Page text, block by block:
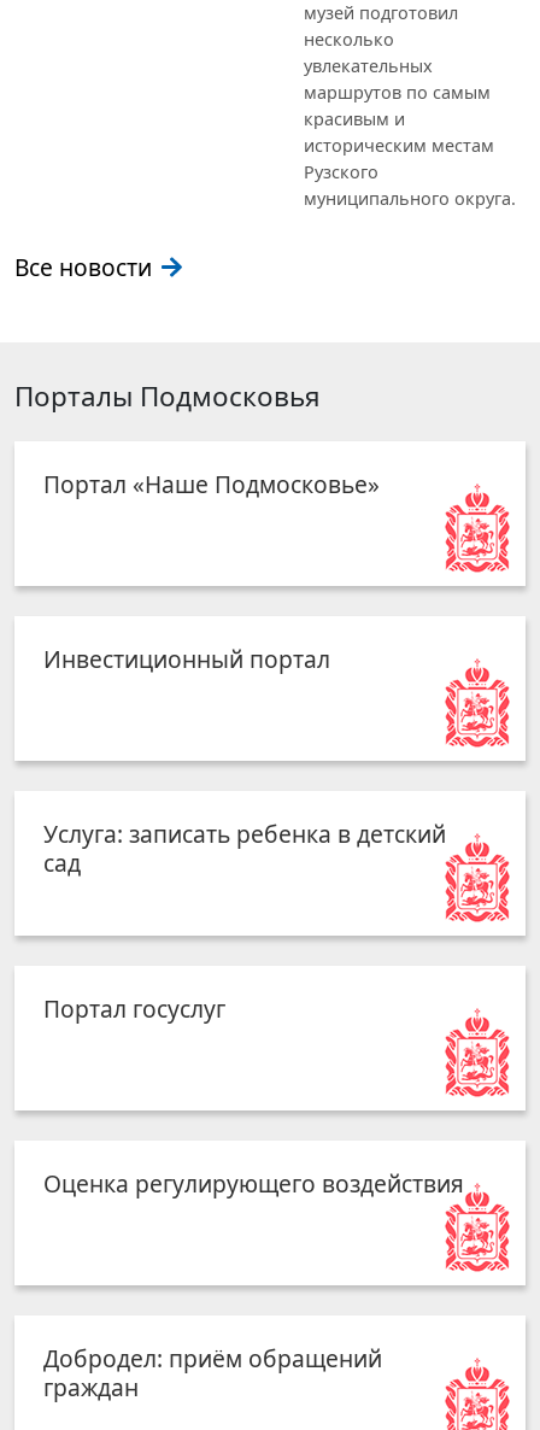
музей подготовил
несколько
увлекательных
маршрутов по самым
красивым и
историческим местам
Рузского
муниципального округа.
Все новости
Порталы Подмосковья
Портал «Наше Подмосковье»
Инвестиционный портал
Услуга: записать ребенка в детский
сад
Портал госуслуг
Оценка регулирующего воздействия
Добродел: приём обращений
граждан